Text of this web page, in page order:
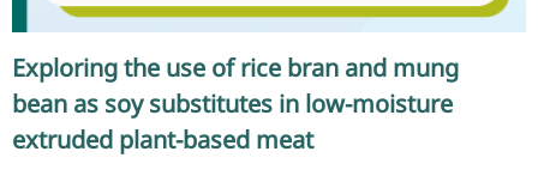
Exploring the use of rice bran and mung
bean as soy substitutes in low-moisture
extruded plant-based meat